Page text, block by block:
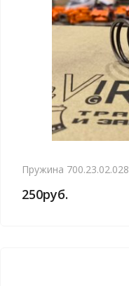
Пружина 700.23.02.028
250руб.